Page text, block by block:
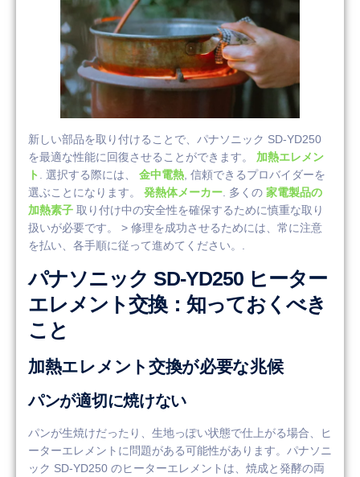
新しい部品を取り付けることで、パナソニック SD-YD250
を最適な性能に回復させることができます。 加熱エレメン
ト
. 選択する際には、 金中電熱 , 信頼できるプロバイダーを
選ぶことになります。 発熱体メーカー . 多くの 家電製品の
加熱素子 取り付け中の安全性を確保するために慎重な取り
扱いが必要です。 > 修理を成功させるためには、常に注意
を払い、各手順に従って進めてください。.
パナソニック SD-YD250 ヒーター
エレメント交換：知っておくべき
こと
加熱エレメント交換が必要な兆候
パンが適切に焼けない
パンが生焼けだったり、生地っぽい状態で仕上がる場合、ヒ
ーターエレメントに問題がある可能性があります。パナソニ
ック SD-YD250 のヒーターエレメントは、焼成と発酵の両